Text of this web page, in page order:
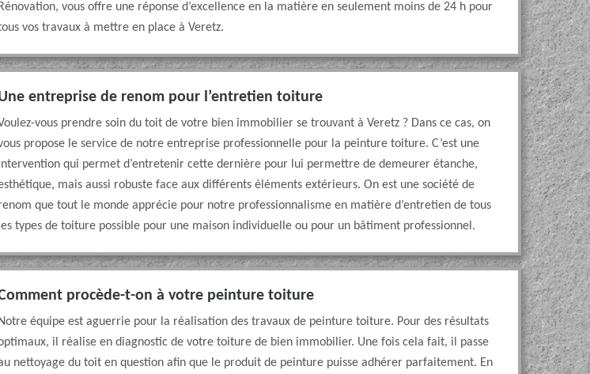
Rénovation, vous offre une réponse d’excellence en la matière en seulement moins de 24 h pour
vos travaux à mettre en place à Veretz.
entreprise de renom pour l’entretien toiture
vous prendre soin du toit de votre bien immobilier se trouvant à Veretz ? Dans ce cas, on
propose le service de notre entreprise professionnelle pour la peinture toiture. C’est une
qui permet d’entretenir cette dernière pour lui permettre de demeurer étanche,
mais aussi robuste face aux différents éléments extérieurs. On est une société de
que tout le monde apprécie pour notre professionnalisme en matière d’entretien de tous
les types de toiture possible pour une maison individuelle ou pour un bâtiment professionnel.
procède-t-on à votre peinture toiture
Notre équipe est aguerrie pour la réalisation des travaux de peinture toiture. Pour des résultats
il réalise en diagnostic de votre toiture de bien immobilier. Une fois cela fait, il passe
nettoyage du toit en question afin que le produit de peinture puisse adhérer parfaitement. En